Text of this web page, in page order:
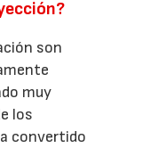
son
muy
los
convertido